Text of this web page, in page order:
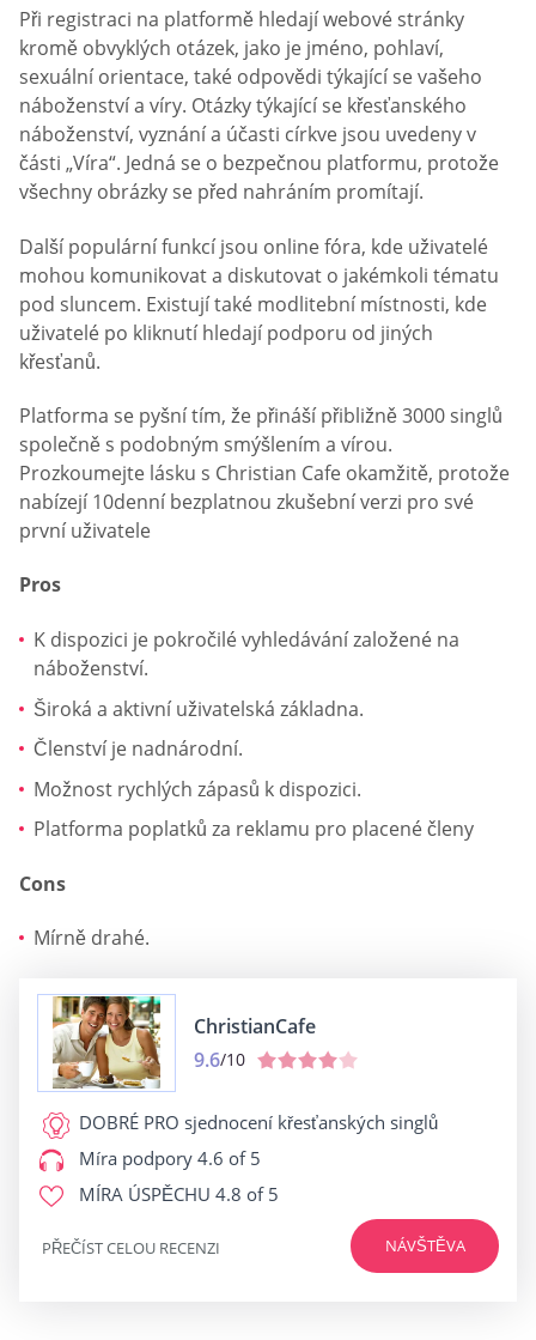
Při registraci na platformě hledají webové stránky
kromě obvyklých otázek, jako je jméno, pohlaví,
sexuální orientace, také odpovědi týkající se vašeho
náboženství a víry. Otázky týkající se křesťanského
náboženství, vyznání a účasti církve jsou uvedeny v
části „Víra“. Jedná se o bezpečnou platformu, protože
všechny obrázky se před nahráním promítají.
Další populární funkcí jsou online fóra, kde uživatelé
mohou komunikovat a diskutovat o jakémkoli tématu
pod sluncem. Existují také modlitební místnosti, kde
uživatelé po kliknutí hledají podporu od jiných
křesťanů.
Platforma se pyšní tím, že přináší přibližně 3000 singlů
společně s podobným smýšlením a vírou.
Prozkoumejte lásku s Christian Cafe okamžitě, protože
nabízejí 10denní bezplatnou zkušební verzi pro své
první uživatele
Pros
K dispozici je pokročilé vyhledávání založené na
náboženství.
Široká a aktivní uživatelská základna.
Členství je nadnárodní.
Možnost rychlých zápasů k dispozici.
Platforma poplatků za reklamu pro placené členy
Cons
Mírně drahé.
ChristianCafe
9.6/10
DOBRÉ PRO sjednocení křesťanských singlů
Míra podpory 4.6 of 5
MÍRA ÚSPĚCHU 4.8 of 5
NÁVŠTĚVA
PŘEČÍST CELOU RECENZI